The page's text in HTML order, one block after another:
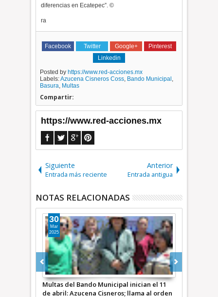
diferencias en Ecatepec”. ©
ra
Facebook Twitter Google+
Pinterest
Linkedin
Posted by https://www.red-acciones.mx
Labels:Azucena Cisneros Coss, Bando Municipal ,
Basura, Multas
Compartir:
https://www.red-acciones.mx
Siguiente
Entrada más reciente
Anterior
Entrada antigua
NOTAS RELACIONADAS
Director de Comunicación de Fernando
Vilchis en Ecatepec financió publicaciones
05
Ago
2026